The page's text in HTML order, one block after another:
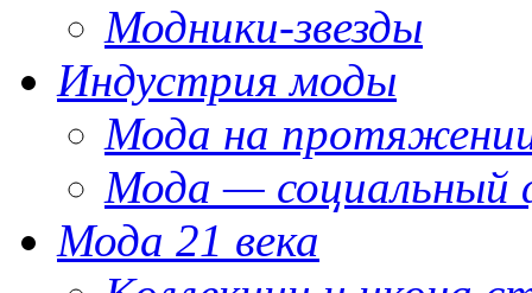
Модники-звезды
Индустрия моды
Мода на
Мода — социальный
Мода 21 века